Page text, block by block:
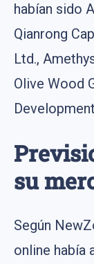
habían sido
Qianrong
Ltd.,
Olive Wood
su
Según
online había